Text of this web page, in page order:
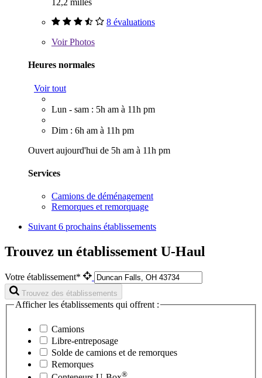
12,2 milles
8 évaluations
VoirPhotos
Heures normales
Voir tout
Lun - sam : 5h am à 11h pm
Dim : 6h am à 11h pm
Ouvert aujourd'hui de 5h am à 11h pm
Services
Camions de déménagement
Remorques et remorquage
Suivant 6 prochains établissements
Trouvez un établissement U-Haul
Votre établissement*
Trouvez des établissements
Afficher les établissements qui offrent :
Camions
Libre-entreposage
Solde de camions et de remorques
Remorques
®